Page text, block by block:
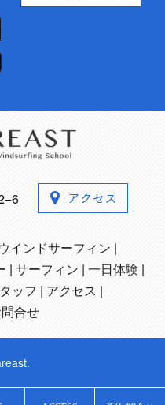
ウインドサーフィン
サーフィン 一日体験
ッフ
アクセス
合せ